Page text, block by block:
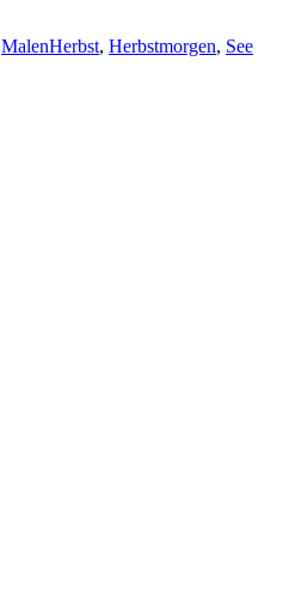
MalenHerbst, Herbstmorgen, See